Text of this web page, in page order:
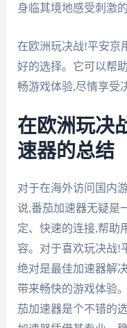
身临其境地感受刺激
在欧洲玩决战!平安京
好的选择。它可以帮
畅游戏体验,尽情享受
在欧洲玩决
速器的总结
对于在海外访问国内
说,番茄加速器无疑是
定、快速的连接,帮助
容。对于喜欢玩决战!
绝对是最佳加速器解
带来畅快的游戏体验
茄加速器是个不错的